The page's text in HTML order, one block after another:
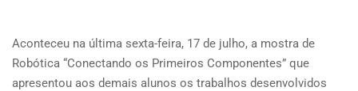
Aconteceu na última sexta-feira, 17 de julho, a mostra de
Robótica “Conectando os Primeiros Componentes” que
apresentou aos demais alunos os trabalhos desenvolvidos